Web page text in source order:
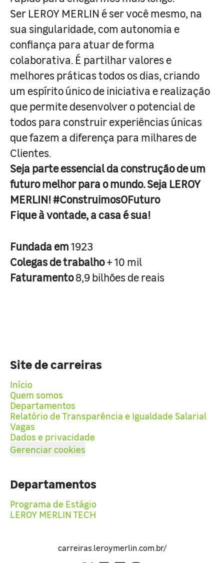
Ser LEROY MERLIN é ser você mesmo, na
sua singularidade, com autonomia e
confiança para atuar de forma
colaborativa. É partilhar valores e
melhores práticas todos os dias, criando
um espírito único de iniciativa e realização
que permite desenvolver o potencial de
todos para construir experiências únicas
que fazem a diferença para milhares de
Clientes.
Seja parte essencial da construção de um
futuro melhor para o mundo. Seja LEROY
MERLIN! #ConstruimosOFuturo
Fique à vontade, a casa é sua!
Fundada em1923
Colegas de trabalho+ 10 mil
Faturamento8,9 bilhões de reais
Site de carreiras
Início
Quem somos
Departamentos
Relatório de Transparência e Igualdade Salarial
Vagas
Dados e privacidade
Gerenciar cookies
Departamentos
Programa de Estágio
LEROY MERLIN TECH
carreiras.leroymerlin.com.br/